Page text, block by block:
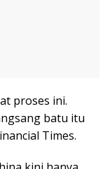
proses ini.
batu itu
Times.